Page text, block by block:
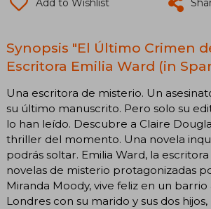
Synopsis "El Último Crimen
Escritora Emilia Ward (in
Una escritora de misterio. Un
su último manuscrito. Pero solo su
lo han leído. Descubre a Claire
thriller del momento. Una novela
podrás soltar. Emilia Ward, la
novelas de misterio protagonizadas
Miranda Moody, vive feliz en un
Londres con su marido y sus dos